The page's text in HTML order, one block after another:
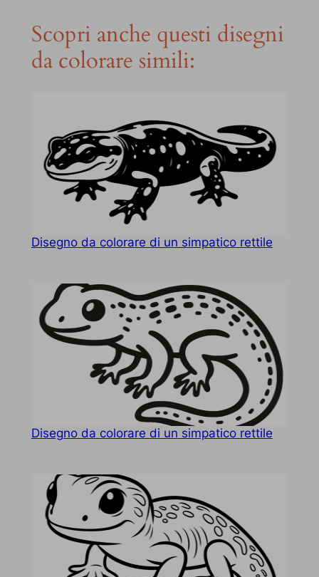
Scopri anche questi disegni
da colorare simili:
Disegno da colorare di un simpatico rettile
Disegno da colorare di un simpatico rettile